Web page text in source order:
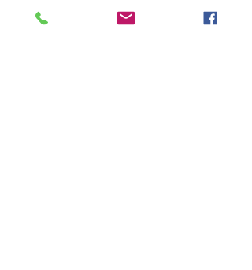
として注目されています。